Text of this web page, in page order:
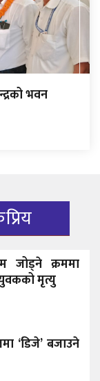
भवन
जोड्ने क्रममा
मृत्यु
‘डिजे’ बजाउने